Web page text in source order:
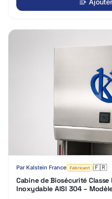
Par Kalstein France Fabricant 🇫🇷
Cabine de Biosécurité Classe
Inoxydable AISI 304 –